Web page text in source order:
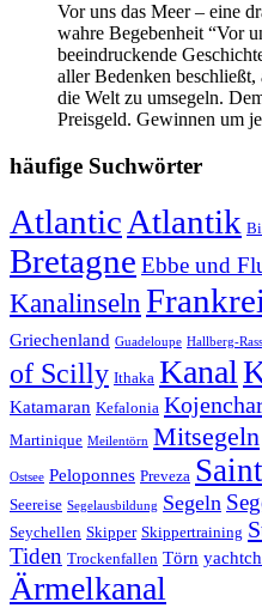
Vor uns das Meer – eine
wahre Begebenheit “Vor
beeindruckende
aller Bedenken
die Welt zu umsegeln.
Preisgeld. Gewinnen um
häufige Suchwörter
Atlantic Atlantik
Bretagne Ebbe und
Kanalinseln
Griechenland Guadeloupe Hallberg-
of Scilly Ithaka Kanal
Katamaran Kefalonia
Martinique Meilentörn Mitsegeln
Ostsee Peloponnes Preveza
Seereise Segelausbildung Segeln
Seychellen Skipper Skippertraining
Tiden Trockenfallen Törn
Ärmelkanal